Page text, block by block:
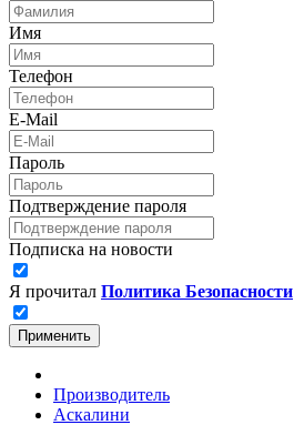
Имя
Телефон
E-Mail
Пароль
Подтверждение пароля
Подписка на новости
Я прочитал Политика Безопасности
Применить
Производитель
Аскалини